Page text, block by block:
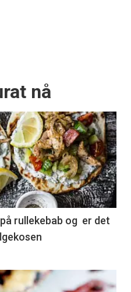
nå
rullekebab og er det